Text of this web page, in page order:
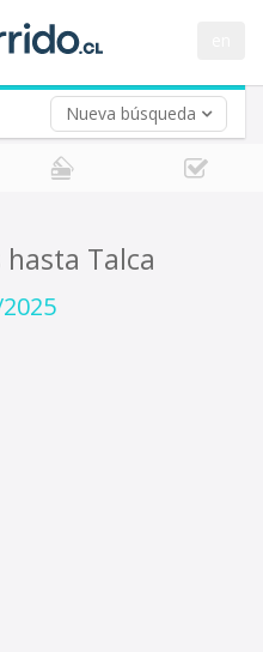
Nueva búsqueda
Talca